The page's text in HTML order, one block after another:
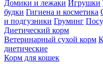
Домики и лежаки Игрушки
будки Гигиена и косметика
и подгузники Груминг
Диетический корм
Ветеринарный сухой корм
диетические
Корм для кошек